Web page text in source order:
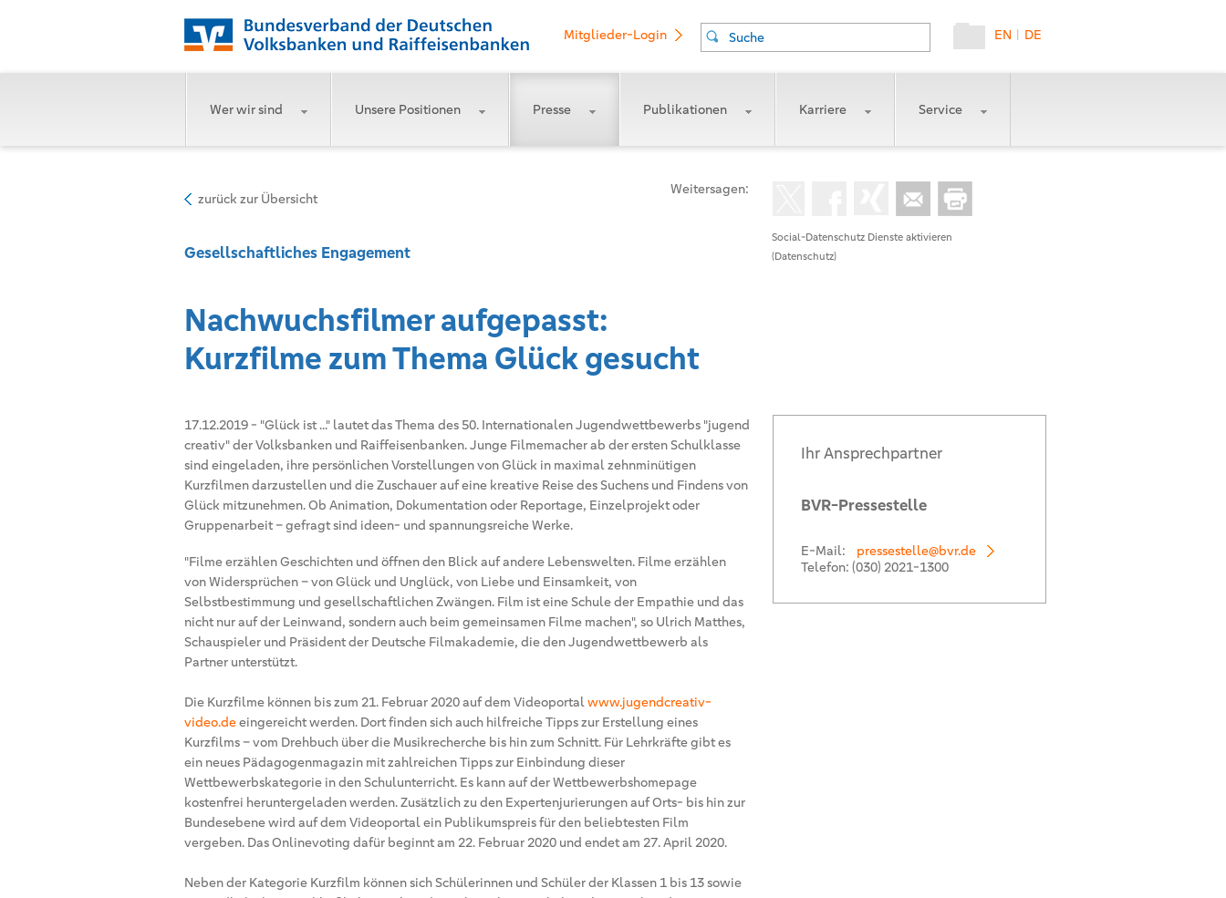
DE
|
EN
Suche
Mitglieder-Login
Wer wir sind Unsere Positionen Presse Publikationen Karriere Service
Social-Datenschutz Dienste aktivieren
(Datenschutz)
Weitersagen:
zurück zur Übersicht
Gesellschaftliches Engagement
Nachwuchsfilmer aufgepasst:
Kurzfilme zum Thema Glück gesucht
17.12.2019 - "Glück ist ..." lautet das Thema des 50. Internationalen Jugendwettbewerbs "jugend
creativ" der Volksbanken und Raiffeisenbanken. Junge Filmemacher ab der ersten Schulklasse
sind eingeladen, ihre persönlichen Vorstellungen von Glück in maximal zehnminütigen
Kurzfilmen darzustellen und die Zuschauer auf eine kreative Reise des Suchens und Findens von
Glück mitzunehmen. Ob Animation, Dokumentation oder Reportage, Einzelprojekt oder
Gruppenarbeit – gefragt sind ideen- und spannungsreiche Werke.
"Filme erzählen Geschichten und öffnen den Blick auf andere Lebenswelten. Filme erzählen
von Widersprüchen – von Glück und Unglück, von Liebe und Einsamkeit, von
Selbstbestimmung und gesellschaftlichen Zwängen. Film ist eine Schule der Empathie und das
nicht nur auf der Leinwand, sondern auch beim gemeinsamen Filme machen", so Ulrich Matthes,
Schauspieler und Präsident der Deutsche Filmakademie, die den Jugendwettbewerb als
Partner unterstützt.
Die Kurzfilme können bis zum 21. Februar 2020 auf dem Videoportalwww.jugendcreativ-
video.deeingereicht werden. Dort finden sich auch hilfreiche Tipps zur Erstellung eines
Kurzfilms – vom Drehbuch über die Musikrecherche bis hin zum Schnitt. Für Lehrkräfte gibt es
ein neues Pädagogenmagazin mit zahlreichen Tipps zur Einbindung dieser
Wettbewerbskategorie in den Schulunterricht. Es kann auf der Wettbewerbshomepage
kostenfrei heruntergeladen werden. Zusätzlich zu den Expertenjurierungen auf Orts- bis hin zur
Bundesebene wird auf dem Videoportal ein Publikumspreis für den beliebtesten Film
vergeben. Das Onlinevoting dafür beginnt am 22. Februar 2020 und endet am 27. April 2020.
Neben der Kategorie Kurzfilm können sich Schülerinnen und Schüler der Klassen 1 bis 13 sowie
Ihr Ansprechpartner
BVR-Pressestelle
E-Mail:
pressestelle@bvr.de
Telefon: (030) 2021-1300